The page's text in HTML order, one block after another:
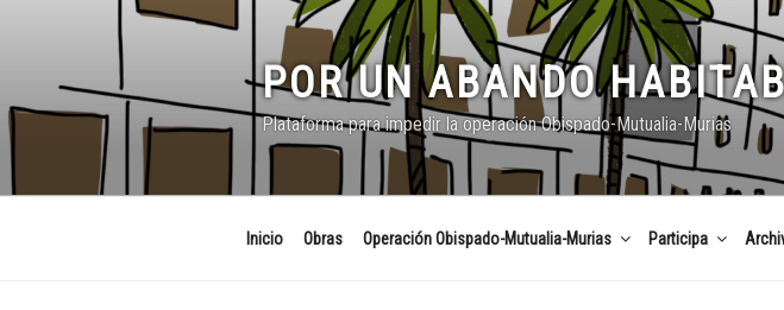
POR UN ABANDO
Plataforma para impedir la operación Obispado-Mutualia-Murias
Inicio Obras Operación Obispado-Mutualia-Murias Participa